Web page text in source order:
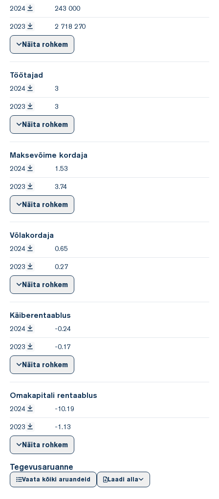
2024 243 000
2023 2 718 270
Näita rohkem
Töötajad
2024 3
2023 3
Näita rohkem
Maksevõime kordaja
2024 1.53
2023 3.74
Näita rohkem
Võlakordaja
2024 0.65
2023 0.27
Näita rohkem
Käiberentaablus
2024 -0.24
2023 -0.17
Näita rohkem
Omakapitali rentaablus
2024 -10.19
2023 -1.13
Näita rohkem
Tegevusaruanne
Vaata kõiki aruandeid Laadi alla